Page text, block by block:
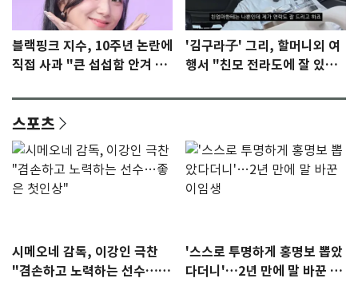
블랙핑크 지수, 10주년 논란에
직접 사과 "큰 섭섭함 안겨 미
'김구라子' 그리, 할머니외 여
행서 "친모 전라도에 잘 있
스포츠
시메오네 감독, 이강인 극찬
"겸손하고 노력하는 선수…좋
'스스로 투명하게 홍명보 뽑았
다더니'…2년 만에 말 바꾼 이